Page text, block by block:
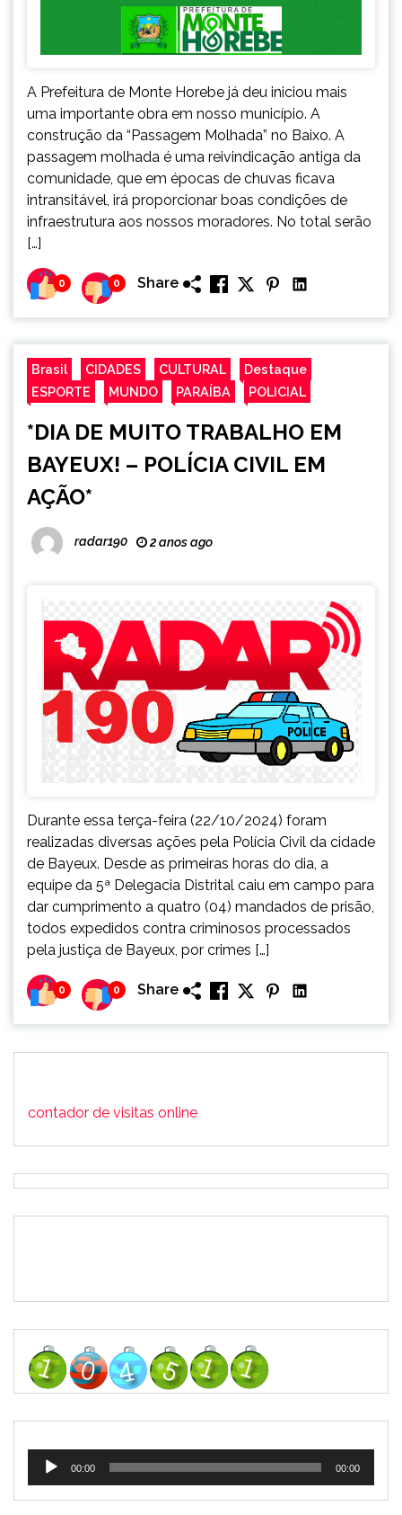
A Prefeitura de Monte Horebe já deu iniciou mais
uma importante obra em nosso município. A
construção da “Passagem Molhada” no Baixo. A
passagem molhada é uma reivindicação antiga da
comunidade, que em épocas de chuvas ficava
intransitável, irá proporcionar boas condições de
infraestrutura aos nossos moradores. No total serão
[…]
0 0 Share
Brasil CIDADES CULTURAL
Destaque
ESPORTE
MUNDO PARAÍBA POLICIAL
*DIA DE MUITO TRABALHO EM
BAYEUX! – POLÍCIA CIVIL EM
AÇÃO*
radar190 2 anos ago
Durante essa terça-feira (22/10/2024) foram
realizadas diversas ações pela Polícia Civil da cidade
de Bayeux. Desde as primeiras horas do dia, a
equipe da 5ª Delegacia Distrital caiu em campo para
dar cumprimento a quatro (04) mandados de prisão,
todos expedidos contra criminosos processados
pela justiça de Bayeux, por crimes […]
0 0 Share
contador de visitas online
Tocador
áudio
00:00 00:00